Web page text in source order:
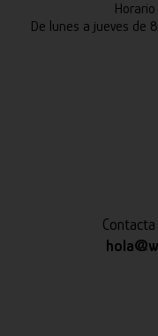
De lunes a jueves de